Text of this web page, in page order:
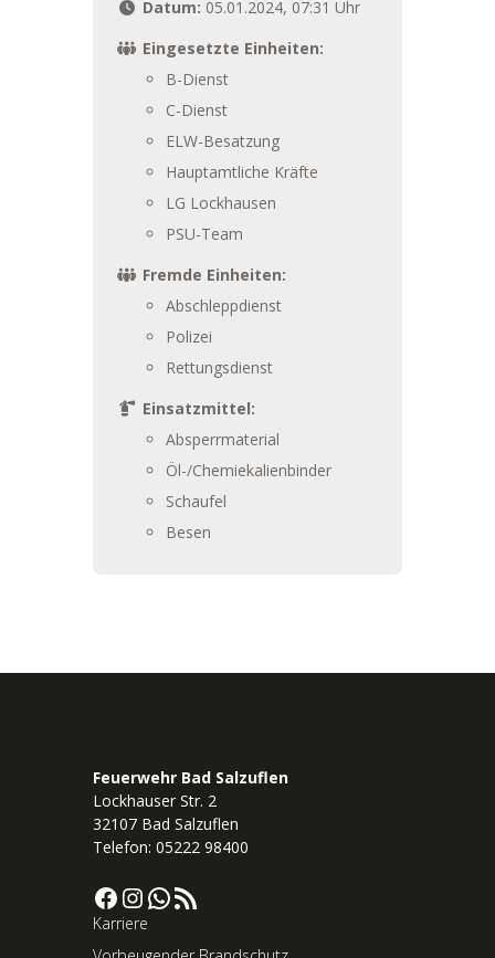
Datum: 05.01.2024, 07:31 Uhr
Eingesetzte Einheiten:
B-Dienst
C-Dienst
ELW-Besatzung
Hauptamtliche Kräfte
LG Lockhausen
PSU-Team
Fremde Einheiten:
Abschleppdienst
Polizei
Rettungsdienst
Einsatzmittel:
Absperrmaterial
Öl-/Chemiekalienbinder
Schaufel
Besen
Feuerwehr Bad Salzuflen
Lockhauser Str. 2
32107 Bad Salzuflen
Telefon: 05222 98400
Facebook InstagramWhatsApp RSS-Feed
Karriere